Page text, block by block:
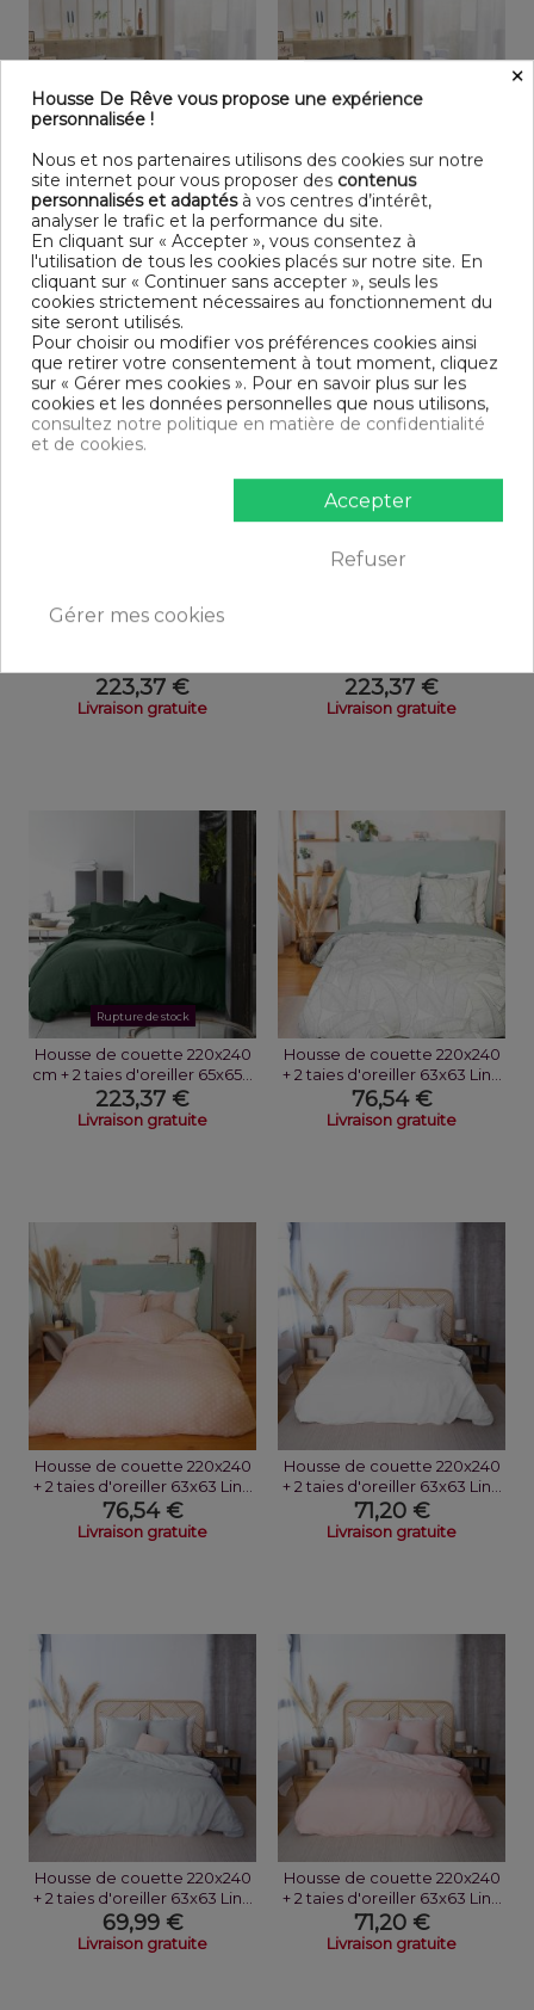
Rupture de stock
Housse de couette 220x240
cm + 2 taies d'oreiller 65x65...
222,50 €
Livraison gratuite
Rupture de stock
Housse de couette 220x240
cm + 2 taies d'oreiller 65x65...
222,50 €
Livraison gratuite
223,37 €
Livraison gratuite
223,37 €
Livraison gratuite
Rupture de stock
Housse de couette 220x240
cm + 2 taies d'oreiller 65x65...
223,37 €
Livraison gratuite
Housse de couette 220x240
+ 2 taies d'oreiller 63x63 Lin...
76,54 €
Livraison gratuite
Housse de couette 220x240
+ 2 taies d'oreiller 63x63 Lin...
76,54 €
Livraison gratuite
Housse de couette 220x240
+ 2 taies d'oreiller 63x63 Lin...
71,20 €
Livraison gratuite
Housse de couette 220x240
+ 2 taies d'oreiller 63x63 Lin...
69,99 €
Livraison gratuite
Housse de couette 220x240
+ 2 taies d'oreiller 63x63 Lin...
71,20 €
Livraison gratuite
×
Housse De Rêve vous propose une expérience
personnalisée !
Nous et nos partenaires utilisons des cookies sur notre
site internet pour vous proposer des contenus
personnalisés et adaptésà vos centres d’intérêt,
analyser le trafic et la performance du site.
En cliquant sur « Accepter », vous consentez à
l'utilisation de tous les cookies placés sur notre site. En
cliquant sur « Continuer sans accepter », seuls les
cookies strictement nécessaires au fonctionnement du
site seront utilisés.
Pour choisir ou modifier vos préférences cookies ainsi
que retirer votre consentement à tout moment, cliquez
sur « Gérer mes cookies ». Pour en savoir plus sur les
cookies et les données personnelles que nous utilisons,
consultez notre politique en matière de confidentialité
et de cookies.
Accepter
Refuser
Gérer mes cookies